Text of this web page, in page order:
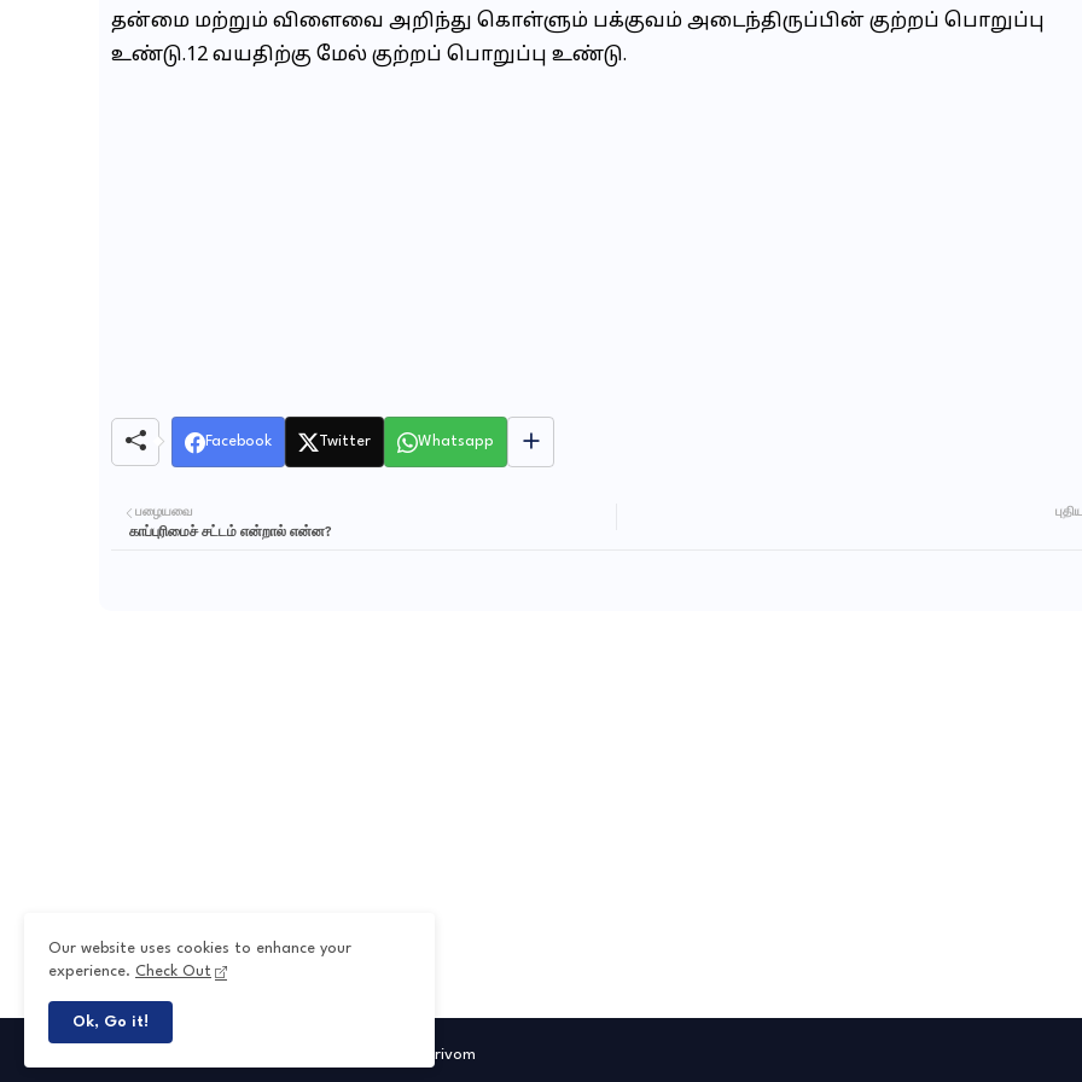
தன்மை மற்றும் விளைவை அறிந்து கொள்ளும் பக்குவம் அடைந்திருப்பின் குற்றப் பொறுப்பு
உண்டு.12 வயதிற்கு மேல் குற்றப் பொறுப்பு உண்டு.
Facebook Twitter Whatsapp
பழையவை
காப்புரிமைச் சட்டம் என்றால் என்ன?
Sattam Arivom
Our website uses cookies to enhance your
experience. Check Out
Ok, Go it!